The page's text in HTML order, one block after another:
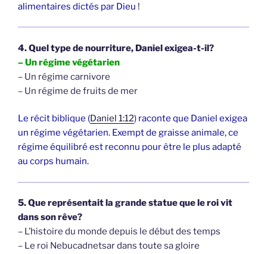
alimentaires dictés par Dieu !
4. Quel type de nourriture, Daniel exigea-t-il?
– Un régime végétarien
– Un régime carnivore
– Un régime de fruits de mer
Le récit biblique (Daniel 1:12) raconte que Daniel exigea
un régime végétarien. Exempt de graisse animale, ce
régime équilibré est reconnu pour être le plus adapté
au corps humain.
5. Que représentait la grande statue que le roi vit
dans son rêve?
– L’histoire du monde depuis le début des temps
– Le roi Nebucadnetsar dans toute sa gloire